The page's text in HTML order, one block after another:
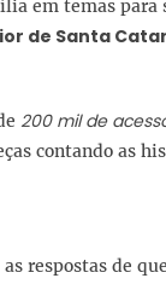
em temas para
de Santa
200 mil de
contando as
respostas de